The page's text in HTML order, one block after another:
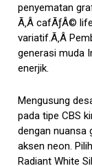
penyematan
Ã‚Â cafÃƒÂ©
variatif.Ã‚Â
generasi muda
enerjik.
Mengusung
pada tipe CBS
dengan nuansa
aksen neon.
Radiant White